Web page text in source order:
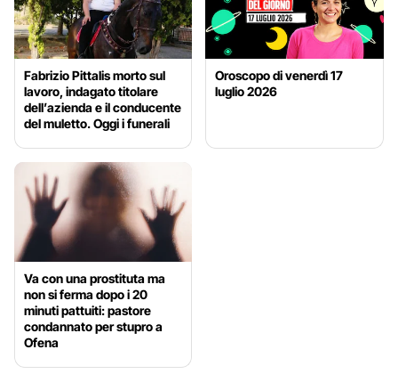
Fabrizio Pittalis morto sul
lavoro, indagato titolare
dell’azienda e il conducente
del muletto. Oggi i funerali
Oroscopo di venerdì 17
luglio 2026
Va con una prostituta ma
non si ferma dopo i 20
minuti pattuiti: pastore
condannato per stupro a
Ofena